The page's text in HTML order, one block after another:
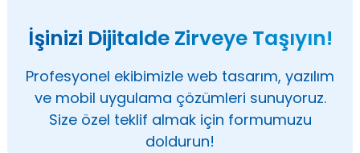
İşinizi Dijitalde Zirveye Taşıyın!
Profesyonel ekibimizle web tasarım, yazılım
ve mobil uygulama çözümleri sunuyoruz.
Size özel teklif almak için formumuzu
doldurun!